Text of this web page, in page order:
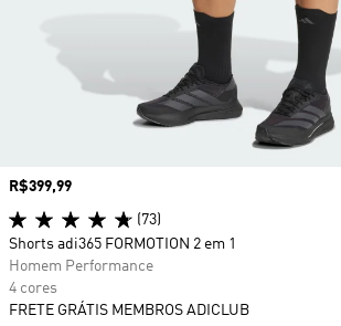
Preço
R$399,99
(73)
Shorts adi365 FORMOTION 2 em 1
Homem Performance
4 cores
FRETE GRÁTIS MEMBROS ADICLUB